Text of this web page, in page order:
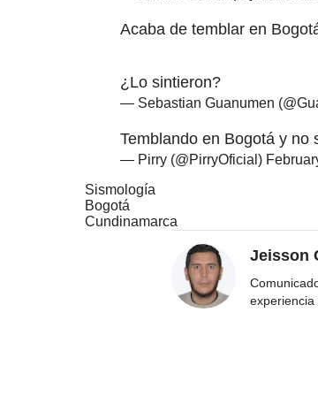
Acaba de temblar en
¿Lo sintieron?
— Sebastian Guanumen
Temblando en Bogotá y no
— Pirry (@PirryOficial)
Sismología
Bogotá
Cundinamarca
Jeisson